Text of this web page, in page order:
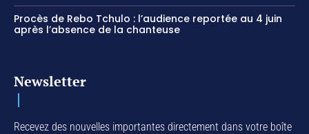
Procès de Rebo Tchulo : l’audience reportée au 4 juin
après l’absence de la chanteuse
Newsletter
Recevez des nouvelles importantes directement dans votre boîte